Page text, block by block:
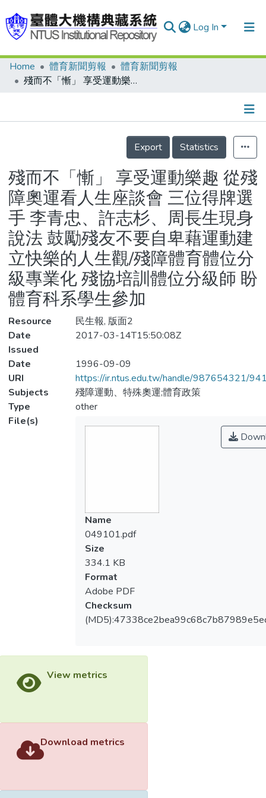
Log In
Communities & Collections
Statistics
Home 體育新聞剪報
體育新聞剪報
殘而不「慚」 享受運動樂趣 從殘障奧運看人生座談會 三位得牌選手 李青忠、許志杉、周長生現身說法 鼓勵殘友不要自卑藉運動建立快樂的人生觀/殘障體育體位分級專業化 殘協培訓體位分級師 盼體育科系學生參加
Details
Export
Statistics
殘而不「慚」 享受運動樂趣 從殘
障奧運看人生座談會 三位得牌選
手 李青忠、許志杉、周長生現身
說法 鼓勵殘友不要自卑藉運動建
立快樂的人生觀/殘障體育體位分
級專業化 殘協培訓體位分級師 盼
體育科系學生參加
Resource
民生報, 版面2
Date
Issued
2017-03-14T15:50:08Z
Date
1996-09-09
URI
https://ir.ntus.edu.tw/handle/987654321/
Subjects
殘障運動、特殊奧運;體育政策
Type
other
File(s)
Name
049101.pdf
Size
334.1 KB
Format
Adobe PDF
Checksum
View metrics
Download metrics